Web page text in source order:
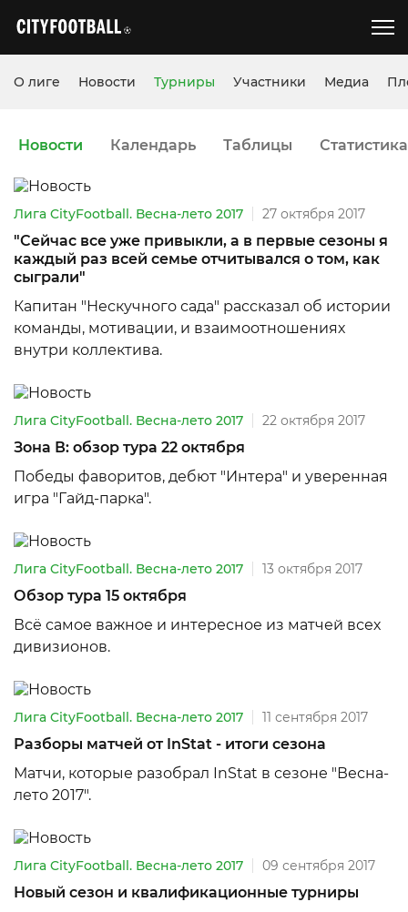
О лиге Новости Турниры Участники Медиа
Новости Календарь Таблицы Статистика
Лига CityFootball. Весна-лето 2017 27 октября 2017
"Сейчас все уже привыкли, а в первые сезоны я
каждый раз всей семье отчитывался о том, как
сыграли"
Капитан "Нескучного сада" рассказал об истории
команды, мотивации, и взаимоотношениях
внутри коллектива.
Лига CityFootball. Весна-лето 2017 22 октября 2017
Зона В: обзор тура 22 октября
Победы фаворитов, дебют "Интера" и уверенная
игра "Гайд-парка".
Лига CityFootball. Весна-лето 2017 13 октября 2017
Обзор тура 15 октября
Всё самое важное и интересное из матчей всех
дивизионов.
Лига CityFootball. Весна-лето 2017 11 сентября 2017
Разборы матчей от InStat - итоги сезона
Матчи, которые разобрал InStat в сезоне "Весна-
лето 2017".
Лига CityFootball. Весна-лето 2017 09 сентября 2017
Новый сезон и квалификационные турниры